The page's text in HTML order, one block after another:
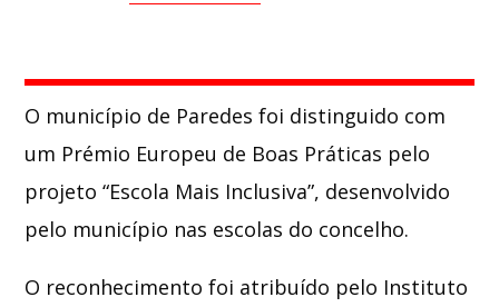
Whatsapp
O município de Paredes foi distinguido com
um Prémio Europeu de Boas Práticas pelo
projeto “Escola Mais Inclusiva”, desenvolvido
pelo município nas escolas do concelho.
O reconhecimento foi atribuído pelo Instituto